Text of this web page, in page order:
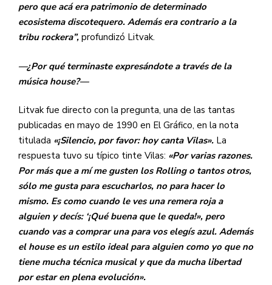
pero que acá era patrimonio de determinado
ecosistema discotequero. Además era contrario a la
tribu rockera”, profundizó Litvak.
—¿Por qué terminaste expresándote a través de la
música house?—
Litvak fue directo con la pregunta, una de las tantas
publicadas en mayo de 1990 en El Gráfico, en la nota
titulada «¡Silencio, por favor: hoy canta Vilas». La
respuesta tuvo su típico tinte Vilas: «Por varias razones.
Por más que a mí me gusten los Rolling o tantos otros,
sólo me gusta para escucharlos, no para hacer lo
mismo. Es como cuando le ves una remera roja a
alguien y decís: ‘¡Qué buena que le queda!», pero
cuando vas a comprar una para vos elegís azul. Además
el house es un estilo ideal para alguien como yo que no
tiene mucha técnica musical y que da mucha libertad
por estar en plena evolución».